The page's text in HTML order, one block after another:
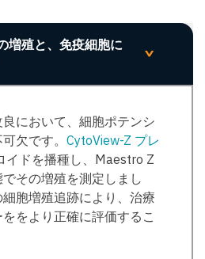
増殖と、免疫細胞に
>
において、細胞ポテンシ
欠です。 CytoView-Z プレ
イドを播種し、Maestro Z
その増殖を測定しまし
胞増殖追跡により、治療
をより正確に評価するこ